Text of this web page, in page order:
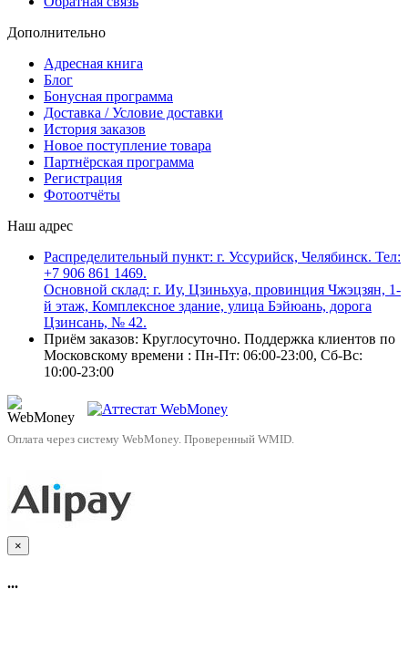
Дополнительно
Адресная книга
Блог
Бонусная программа
Доставка / Условие доставки
История заказов
Новое поступление товара
Партнёрская программа
Регистрация
Фотоотчёты
Наш адрес
Распределительный пункт: г. Уссурийск, Челябинск. Тел:
+7 906 861 1469.
Основной склад: г. Иу, Цзиньхуа, провинция Чжэцзян, 1-
й этаж, Комплексное здание, улица Бэйюань, дорога
Цзинсань, № 42.
Приём заказов: Круглосуточно. Поддержка клиентов по
Московскому времени : Пн-Пт: 06:00-23:00, Сб-Вс:
10:00-23:00
Оплата через систему WebMoney. Проверенный WMID.
×
...